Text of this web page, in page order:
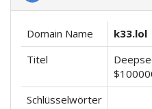
Domain Name
k33.lol
Titel
Schlüsselwörter